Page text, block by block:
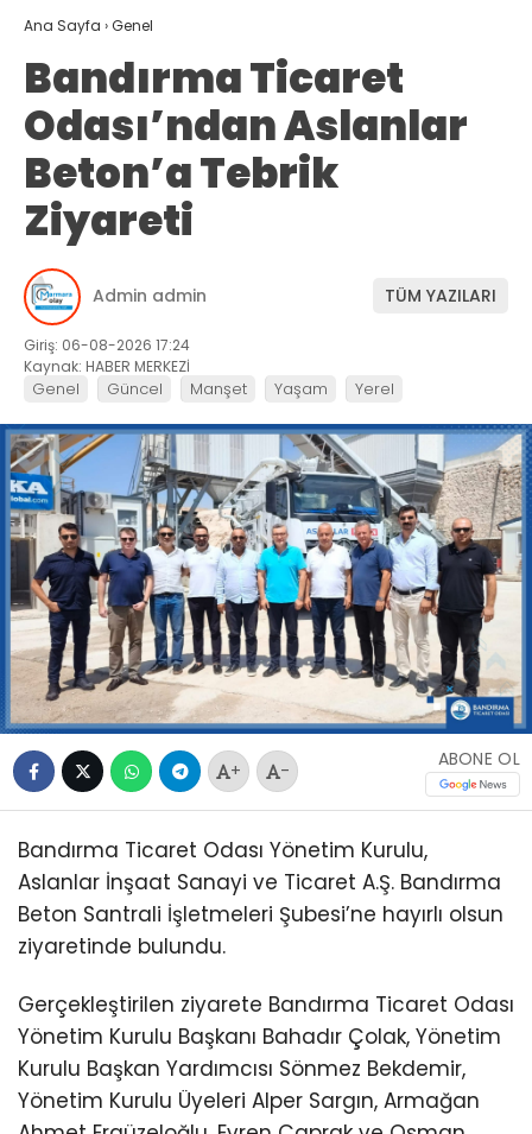
Ana Sayfa ›Genel
Bandırma Ticaret
Odası’ndan Aslanlar
Beton’a Tebrik
Ziyareti
Admin admin TÜM YAZILARI
Giriş: 06-08-2026 17:24
Kaynak: HABER MERKEZİ
Genel Güncel Manşet Yaşam Yerel
+ -
ABONE OL
Bandırma Ticaret Odası Yönetim Kurulu,
Aslanlar İnşaat Sanayi ve Ticaret A.Ş. Bandırma
Beton Santrali İşletmeleri Şubesi’ne hayırlı olsun
ziyaretinde bulundu.
Gerçekleştirilen ziyarete Bandırma Ticaret Odası
Yönetim Kurulu Başkanı Bahadır Çolak, Yönetim
Kurulu Başkan Yardımcısı Sönmez Bekdemir,
Yönetim Kurulu Üyeleri Alper Sargın, Armağan